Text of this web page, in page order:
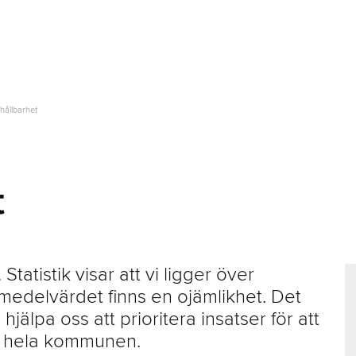
visar att vi ligger över
finns en ojämlikhet. Det
oss att prioritera insatser för att
kommunen.